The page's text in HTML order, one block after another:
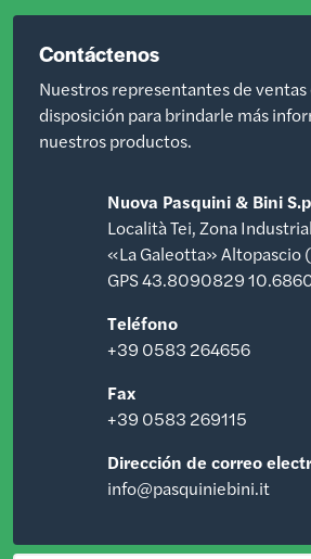
Contáctenos
Nuestros representantes de ventas
disposición para brindarle más
nuestros productos.
Nuova Pasquini & Bini
Località Tei, Zona
«La Galeotta» Altopascio
GPS 43.8090829
Teléfono
+39 0583 264656
Fax
+39 0583 269115
Dirección de correo
info@pasquiniebini.it